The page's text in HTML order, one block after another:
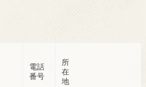
電話
番号
所
在
地